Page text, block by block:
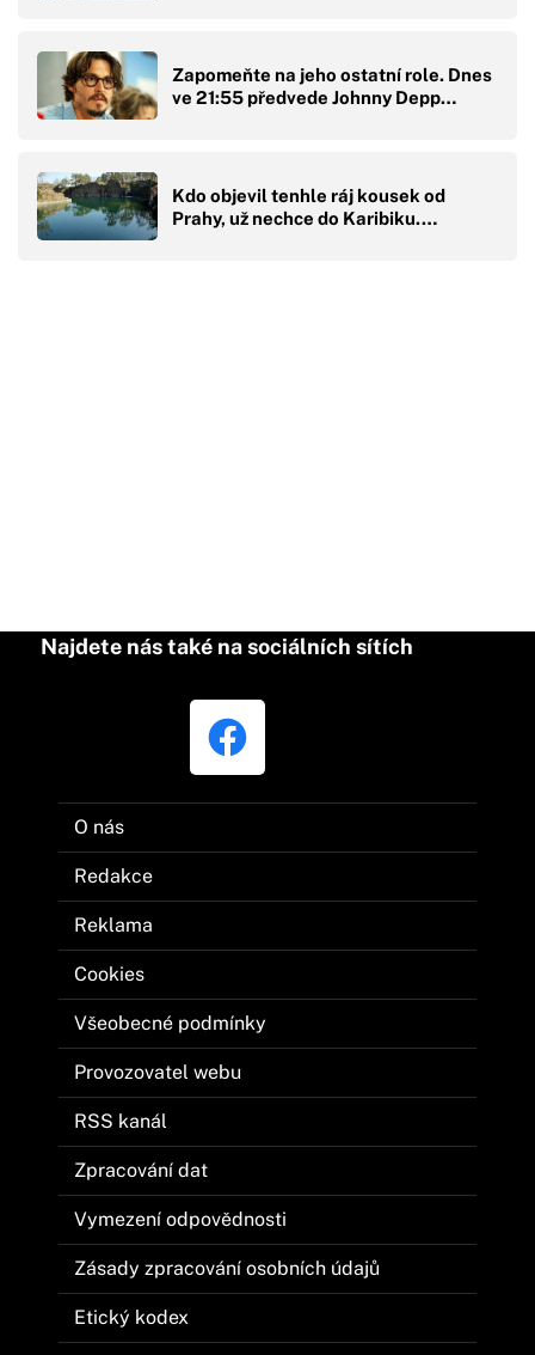
Zapomeňte na jeho ostatní role. Dnes
ve 21:55 předvede Johnny Depp…
Kdo objevil tenhle ráj kousek od
Prahy, už nechce do Karibiku.…
Najdete nás také na sociálních sítích
O nás
Redakce
Reklama
Cookies
Všeobecné podmínky
Provozovatel webu
RSS kanál
Zpracování dat
Vymezení odpovědnosti
Zásady zpracování osobních údajů
Etický kodex